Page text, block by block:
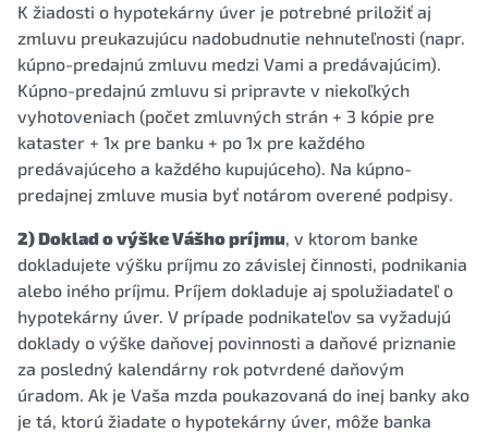
K žiadosti o hypotekárny úver je potrebné priložiť aj
zmluvu preukazujúcu nadobudnutie nehnuteľnosti (napr.
kúpno-predajnú zmluvu medzi Vami a predávajúcim).
Kúpno-predajnú zmluvu si pripravte v niekoľkých
vyhotoveniach (počet zmluvných strán + 3 kópie pre
kataster + 1x pre banku + po 1x pre každého
predávajúceho a každého kupujúceho). Na kúpno-
predajnej zmluve musia byť notárom overené podpisy.
2) Doklad o výške Vášho príjmu, v ktorom banke
dokladujete výšku príjmu zo závislej činnosti, podnikania
alebo iného príjmu. Príjem dokladuje aj spolužiadateľ o
hypotekárny úver. V prípade podnikateľov sa vyžadujú
doklady o výške daňovej povinnosti a daňové priznanie
za posledný kalendárny rok potvrdené daňovým
úradom. Ak je Vaša mzda poukazovaná do inej banky ako
je tá, ktorú žiadate o hypotekárny úver, môže banka